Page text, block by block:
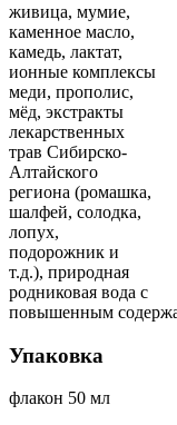
живица, мумие,
каменное масло,
камедь, лактат,
ионные комплексы
меди, прополис,
мёд, экстракты
лекарственных
трав Сибирско-
Алтайского
региона (ромашка,
шалфей, солодка,
лопух,
подорожник и
т.д.), природная
родниковая вода с
повышенным
Упаковка
флакон 50 мл